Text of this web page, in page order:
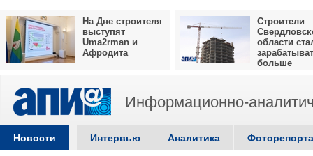
На Дне строителя
выступят
Uma2rman и
Афродита
Строители
области
больше
Информационно-
Новости Интервью Аналитика